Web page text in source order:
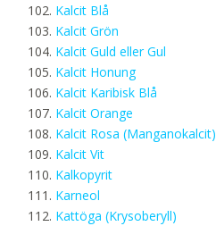
Kalcit Blå
Kalcit Grön
Kalcit Guld eller Gul
Kalcit Honung
Kalcit Karibisk Blå
Kalcit Orange
Kalcit Rosa (Manganokalcit)
Kalcit Vit
Kalkopyrit
Karneol
Kattöga (Krysoberyll)